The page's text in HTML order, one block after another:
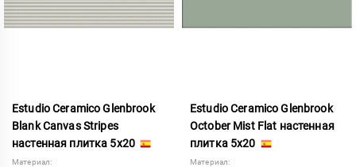
Estudio Ceramico Glenbrook
Blank Canvas Stripes
настенная плитка 5x20
Материал:
Estudio Ceramico Glenbrook
October Mist Flat настенная
плитка 5x20
Материал: